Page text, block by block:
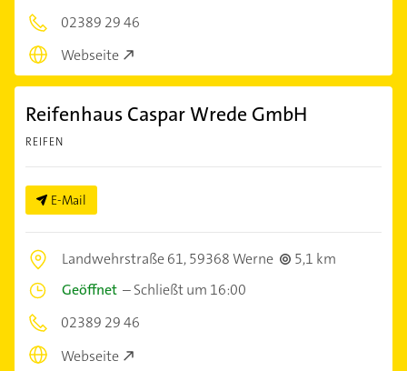
02389 29 46
Webseite
Reifenhaus Caspar Wrede GmbH
REIFEN
E-Mail
Landwehrstraße 61,59368 Werne
5,1 km
Geöffnet –Schließt um 16:00
02389 29 46
Webseite